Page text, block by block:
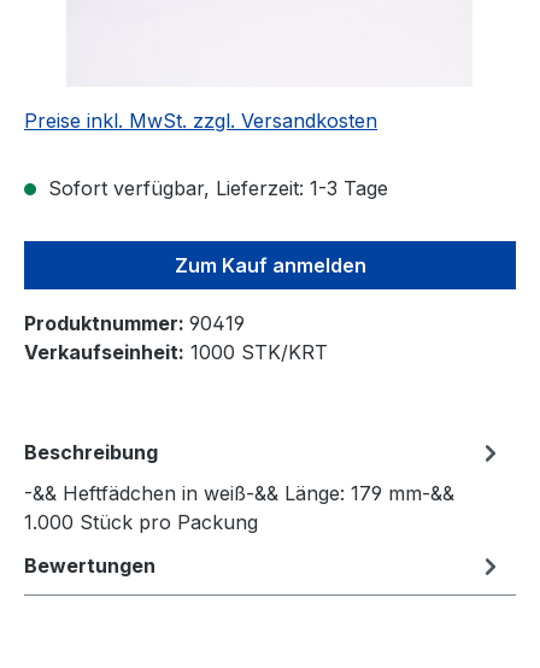
Preise inkl. MwSt. zzgl. Versandkosten
Sofort verfügbar, Lieferzeit: 1-3 Tage
Zum Kauf anmelden
Produktnummer: 90419
Verkaufseinheit: 1000 STK/KRT
Beschreibung
-&& Heftfädchen in weiß-&& Länge: 179 mm-&&
1.000 Stück pro Packung
Bewertungen